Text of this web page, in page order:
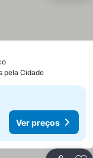
Ver preços
pela Cidade
Ver preços